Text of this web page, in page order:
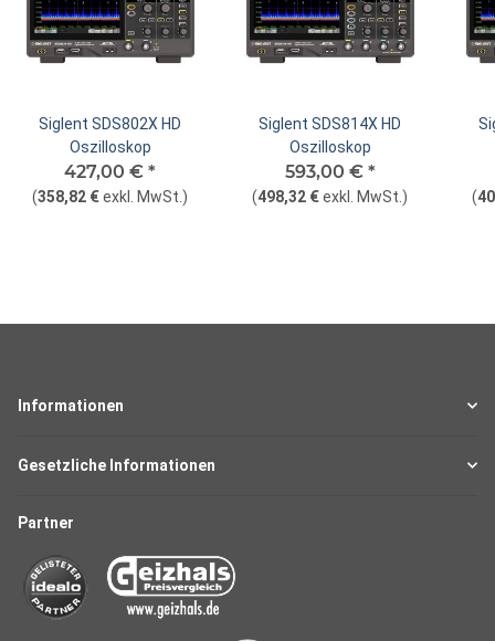
Siglent SDS802X HD
Oszilloskop
427,00 € *
(358,82 €exkl. MwSt. )
Siglent SDS814X HD
Oszilloskop
593,00 € *
(498,32 €exkl. MwSt. ) (
Informationen
Gesetzliche Informationen
Partner